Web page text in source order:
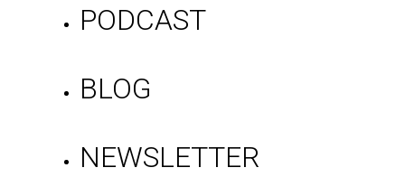
PODCAST
BLOG
NEWSLETTER